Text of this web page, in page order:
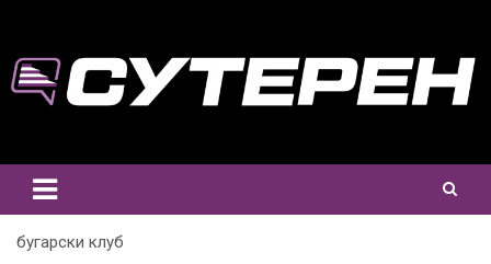
content
бугарски клуб